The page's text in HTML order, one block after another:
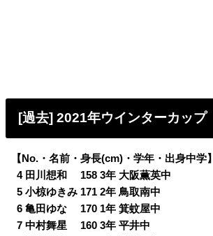
[過去] 2021年ウインターカップ
【No.・名前・身長(cm)・学年・出身中学】
04 田川想和 158 3年 大阪薫英中
05 小椋ゆきみ 171 2年 鳥取南中
06 亀田ゆな 170 1年 箕蚊屋中
07 中村舞星 160 3年 平井中